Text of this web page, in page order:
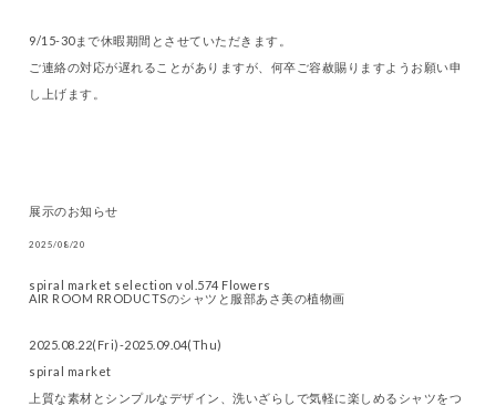
9/15-30まで休暇期間とさせていただきます。
ご連絡の対応が遅れることがありますが、何卒ご容赦賜りますようお願い申
し上げます。
展示のお知らせ
2025/08/20
spiral market selection vol.574 Flowers
AIR ROOM RRODUCTSのシャツと服部あさ美の植物画
2025.08.22(Fri)-2025.09.04(Thu)
spiral market
上質な素材とシンプルなデザイン、洗いざらしで気軽に楽しめるシャツをつ